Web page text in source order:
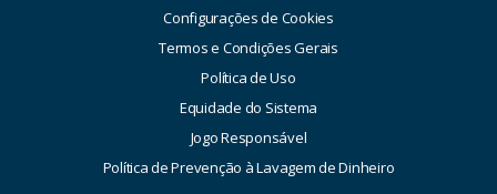
Configurações de Cookies
Termos e Condições Gerais
Política de Uso
Equidade do Sistema
Jogo Responsável
Política de Prevenção à Lavagem de Dinheiro